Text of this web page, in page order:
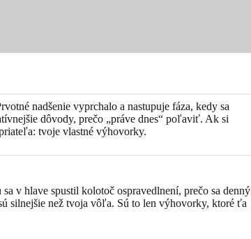
nadšenie vyprchalo a nastupuje fáza, kedy sa
dôvody, prečo „práve dnes“ poľaviť. Ak si
tvoje vlastné výhovorky.
v hlave spustil kolotoč ospravedlnení, prečo sa denný
silnejšie než tvoja vôľa. Sú to len výhovorky, ktoré ťa